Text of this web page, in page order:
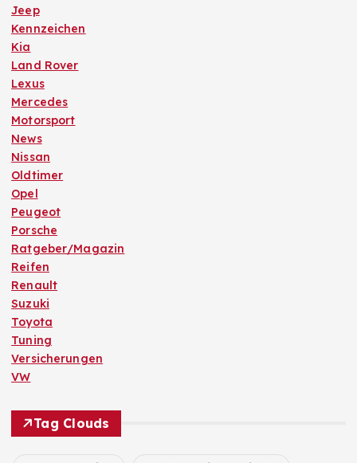
Jeep
Kennzeichen
Kia
Land Rover
Lexus
Mercedes
Motorsport
News
Nissan
Oldtimer
Opel
Peugeot
Porsche
Ratgeber/Magazin
Reifen
Renault
Suzuki
Toyota
Tuning
Versicherungen
VW
Tag Clouds